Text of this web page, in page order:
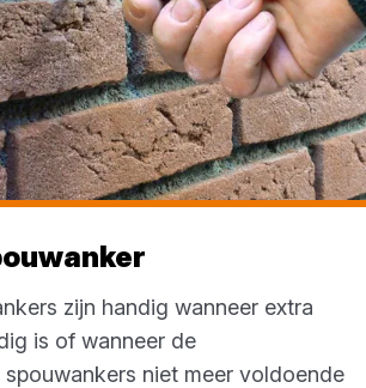
zijn handig wanneer extra
is of wanneer de
niet meer voldoende